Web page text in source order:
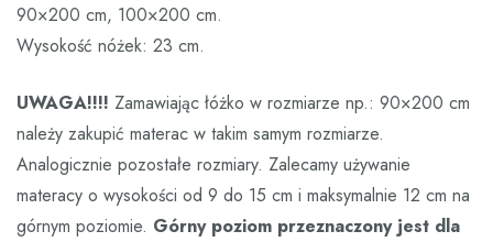
90×200 cm, 100×200 cm.
Wysokość nóżek: 23 cm.
UWAGA!!!! Zamawiając łóżko w rozmiarze np.: 90×200 cm
należy zakupić materac w takim samym rozmiarze.
Analogicznie pozostałe rozmiary. Zalecamy używanie
materacy o wysokości od 9 do 15 cm i maksymalnie 12 cm na
górnym poziomie. Górny poziom przeznaczony jest dla